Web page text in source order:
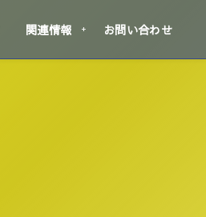
関連情報 お問い合わせ